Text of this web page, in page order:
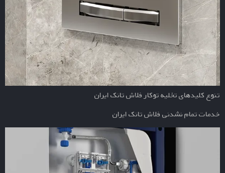
تنوع کلیدهای تخلیه توکار فلاش تانک ایران
خدمات تمام نشدنی فلاش تانک ایران